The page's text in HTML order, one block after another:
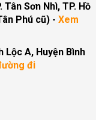
Sơn Nhì, TP. Hồ
Phú cũ) - Xem
Lộc A, Huyện Bình
đi